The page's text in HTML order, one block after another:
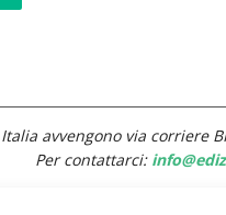
avvengono via corriere
Per contattarci: